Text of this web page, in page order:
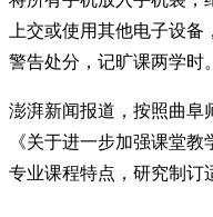
上交或使用其他电子设
警告处分，记旷课两学时。
澎湃新闻报道，按照曲阜
《关于进一步加强课堂
专业课程特点，研究制订